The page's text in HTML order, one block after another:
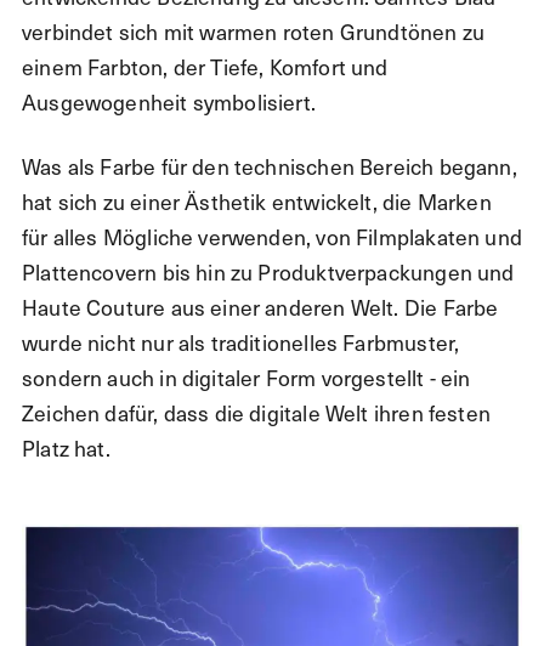
verbindet sich mit warmen roten Grundtönen zu
einem Farbton, der Tiefe, Komfort und
Ausgewogenheit symbolisiert.
Was als Farbe für den technischen Bereich begann,
hat sich zu einer Ästhetik entwickelt, die Marken
für alles Mögliche verwenden, von Filmplakaten und
Plattencovern bis hin zu Produktverpackungen und
Haute Couture aus einer anderen Welt. Die Farbe
wurde nicht nur als traditionelles Farbmuster,
sondern auch in digitaler Form vorgestellt - ein
Zeichen dafür, dass die digitale Welt ihren festen
Platz hat.